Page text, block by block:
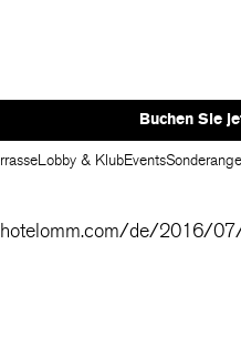
Buchen Sie
Lobby & KlubEvents
de/2016/